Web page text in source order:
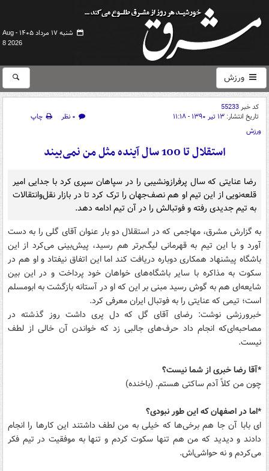
شنبه ۱۷ مرداد ۱۴۰۵ -
Aug
8 2026
ورزش
کد خبر55233
تاریخ انتشار: ۱۳ تیر ۱۳۹۰ - ۱۱:۱۸ ۰ نظر
چاپ
ورزش
استقلال تا 100 سال آینده مثل من نمی‌بیند
رضا عنایتی که سال پرفرازونشیبی را در سپاهان سپری کرد با جدایی امیر
قلعه‌نویی از این تیم او هم نصف‌جهان را ترک کرد تا در بازار نقل‌وانتقالات
به تیم جدیدی رفته و فوتبالش را در آن تیم ادامه دهد.
به گزارش مشرق، مهاجمی که در استقلال دو بار عنوان آقای گلی را به دست
آورد و با این تیم به قهرمانی لیگ‌برتر هم رسید، پیش‌بینی می‌کرد از این
باشگاه پیشنهاد همکاری دوباره دریافت کند اما این اتفاق نیفتاد و او هم در
سکوت به مذاکره با سایر باشگاه‌های خواهان خود پرداخت و در این بین
شایعه‌ای هم به گوش رسید مبنی بر این که او در آستانه بازگشت به ابومسلم
است؛ تیمی که عنایتی را به فوتبال ایران معرفی کرد.
خبرورزشی نوشت: رضای آقای گل که دل پری داشت روز گذشته در
مصاحبه‌ای‌که انجام داد حرف‌های جالبی زد که خواندن آن خالی از لطف
نیست.
*آقا رضا خبری از شما نیست؟
چون من کلاً آدم ساکتی هستم. (باخنده)
*اما در اصفهان که این طور نبودی؟
ای بابا آن جا هم برخی‌ها که خیلی به من لطف داشتند این کار‌ها را انجام
دادند و دیدید که من هم تنها سکوت کردم و تنها به موفقیت در تیم فکر
می‌کردم و نه حواشی‌اش.